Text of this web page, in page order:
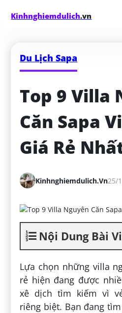
Kinhnghiemdulich.vn
Du Lịch Sapa
Top 9 Villa
Căn Sapa
Giá Rẻ
Kinhnghiemdulich.vn25/
Nội Dung Bài
Lựa chọn những villa
rẻ hiện đang được
xê dịch tìm kiếm vì
riêng biệt. Bạn đang